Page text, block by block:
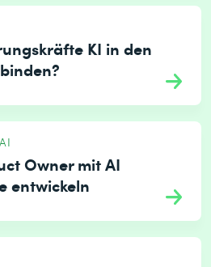
KI in den
Owner mit AI
entwickeln